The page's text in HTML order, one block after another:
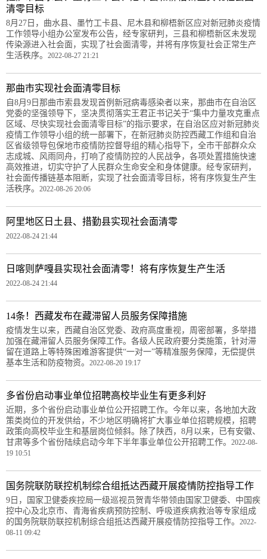
清零目标
8月27日，曲水县、墨竹工卡县、尼木县和柳梧新区应对新冠肺炎疫情
工作领导小组办公室发布公告，经专家研判，三县和柳梧新区未发现
传染源进入社会面，实现了社会面清零，并将有序恢复社会正常生产
生活秩序。 2022-08-27 21:21
那曲市实现社会面清零目标
自8月9日那曲市索县发现首例新冠病毒感染者以来，那曲市在自治区
党委的坚强领导下，坚决贯彻落实王君正书记关于“集中力量攻克重点
区域、尽快实现社会面清零目标”的指示要求，在自治区应对新冠肺炎
疫情工作领导小组的统一部署下，在新冠肺炎防控西藏工作组和自治
区省级领导包保地市疫情防控督导组的精心指导下，全市干部群众众
志成城、风雨同舟，打响了疫情防控的人民战争，各项处置措施快速
高效推进，切实守护了人民群众生命安全和身体健康。经专家研判，
社会面传播链基本阻断，实现了社会面清零目标，将有序恢复生产生
活秩序。 2022-08-26 20:06
阿里地区日土县、措勤县实现社会面清零
2022-08-24 21:44
日喀则萨嘎县实现社会面清零！将有序恢复生产生活
2022-08-24 21:44
14条！西藏发布在藏滞留人员服务保障措施
疫情发生以来，西藏自治区党委、政府高度重视，周密部署，多举措
加强在藏滞留人员服务保障工作。各级人民政府要分类施策，针对滞
留在道路上等特殊困难游客提供“一对一”等精准服务保障，无偿提供
基本生活和防疫物资。 2022-08-20 19:17
多省份启动事业单位招聘高校毕业生有更多利好
近期，多个省份启动事业单位公开招聘工作。今年以来，各地加大政
策类岗位的开发供给，不少地区明确将扩大事业单位招聘规模，招聘
政策向高校毕业生和基层岗位倾斜。除了陕西，8月以来，已有安徽、
甘肃等多个省份陆续启动今年下半年事业单位公开招聘工作。 2022-08-
19 10:51
国务院联防联控机制综合组抵达西藏开展疫情防控指导工作
9日，国家卫健委疾控局一级巡视员贺青华带领由国家卫健委、中国疾
控中心及北京市、青海省疾病预防控制、呼吸道疾病救治等专家组成
的国务院联防联控机制综合组抵达西藏开展疫情防控指导工作。 2022-
08-11 09:42